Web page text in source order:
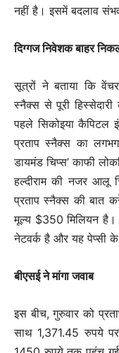
नहीं है। इसमें बदलाव
दिग्गज निवेशक बाहर
सूत्रों ने बताया कि
स्नैक्स से पूरी
पहले सिकोइया कैपिटल
प्रताप स्नैक्स का
डायमंड चिप्स’ काफी
हल्दीराम की नजर आलू
प्रताप स्नैक्स की बात
मूल्य $350 मिलियन
नेटवर्क है और यह पेप्सी के
बीएसई ने मांगा जवाब
इस बीच, गुरुवार को
साथ 1,371.45 रुपये